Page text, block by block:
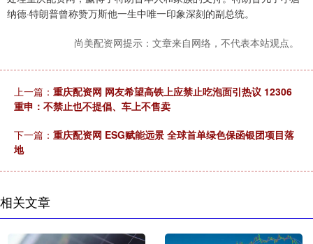
纳德·特朗普曾称赞万斯他一生中唯一印象深刻的副总统。
尚美配资网提示：文章来自网络，不代表本站观点。
上一篇： 重庆配资网 网友希望高铁上应禁止吃泡面引热议 12306
重申：不禁止也不提倡、车上不售卖
下一篇： 重庆配资网 ESG赋能远景 全球首单绿色保函银团项目落
地
相关文章